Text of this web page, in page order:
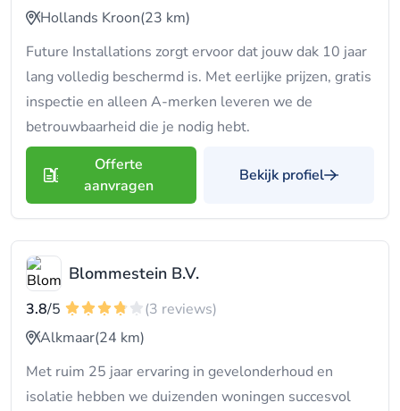
Hollands Kroon(23 km)
Future Installations zorgt ervoor dat jouw dak 10 jaar
lang volledig beschermd is. Met eerlijke prijzen, gratis
inspectie en alleen A-merken leveren we de
betrouwbaarheid die je nodig hebt.
Offerte
aanvragen
Bekijk profiel
Blommestein B.V.
3.8/5
(3 reviews)
Alkmaar(24 km)
Met ruim 25 jaar ervaring in gevelonderhoud en
isolatie hebben we duizenden woningen succesvol